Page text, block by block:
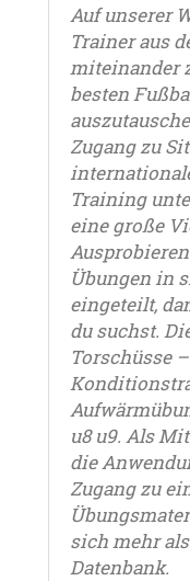
Auf unserer
Trainer aus
miteinander
besten
Zugang zu
Training
eine große
Übungen in
eingeteilt,
du suchst.
Torschüsse
u8 u9. Als
die
Zugang zu
sich mehr
Datenbank.